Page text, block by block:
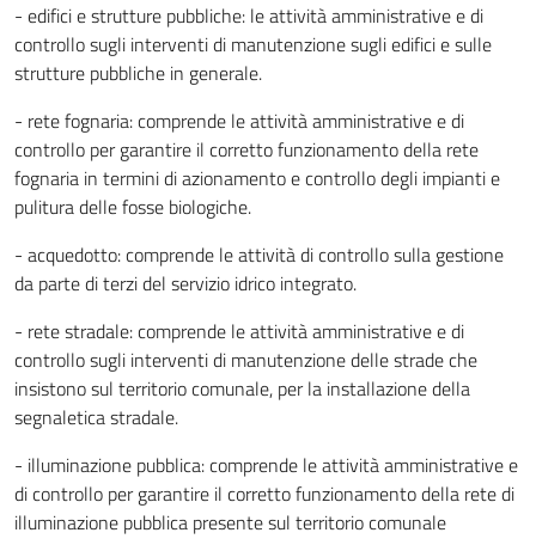
- edifici e strutture pubbliche: le attività amministrative e di
controllo sugli interventi di manutenzione sugli edifici e sulle
strutture pubbliche in generale.
- rete fognaria: comprende le attività amministrative e di
controllo per garantire il corretto funzionamento della rete
fognaria in termini di azionamento e controllo degli impianti e
pulitura delle fosse biologiche.
- acquedotto: comprende le attività di controllo sulla gestione
da parte di terzi del servizio idrico integrato.
- rete stradale: comprende le attività amministrative e di
controllo sugli interventi di manutenzione delle strade che
insistono sul territorio comunale, per la installazione della
segnaletica stradale.
- illuminazione pubblica: comprende le attività amministrative e
di controllo per garantire il corretto funzionamento della rete di
illuminazione pubblica presente sul territorio comunale